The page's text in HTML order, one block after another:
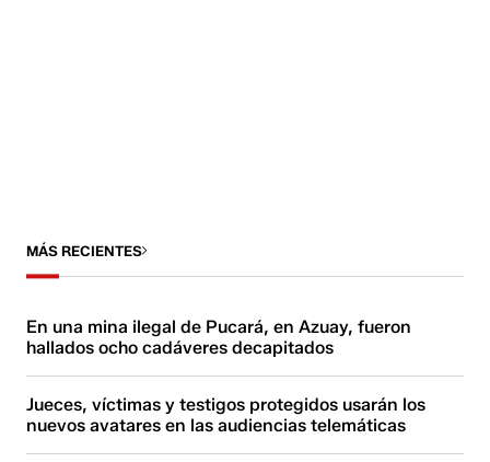
MÁS RECIENTES
En una mina ilegal de Pucará, en Azuay, fueron
hallados ocho cadáveres decapitados
Jueces, víctimas y testigos protegidos usarán los
nuevos avatares en las audiencias telemáticas